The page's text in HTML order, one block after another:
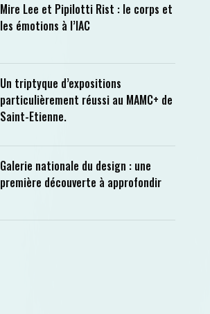
Mire Lee et Pipilotti Rist : le corps et
les émotions à l’IAC
Un triptyque d’expositions
particulièrement réussi au MAMC+ de
Saint-Etienne.
Galerie nationale du design : une
première découverte à approfondir